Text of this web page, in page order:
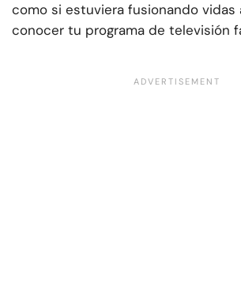
como si estuviera fusionando vidas
conocer tu programa de televisión